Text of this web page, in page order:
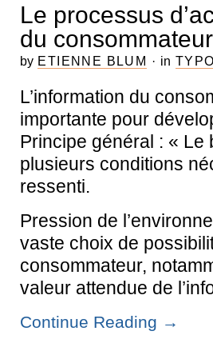
Le processus
du consommateur
by ETIENNE BLUM · in
L’information du
importante pour
Principe général : « Le
plusieurs conditions
ressenti.
Pression de
vaste choix de
consommateur,
valeur attendue de
Continue Reading →